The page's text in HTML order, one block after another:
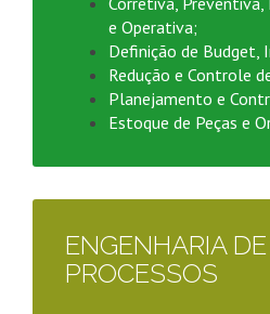
e Operativa;
Definição de Budget,
Redução e Controle
Planejamento e
Estoque de Peças e
ENGENHARIA DE
PROCESSOS